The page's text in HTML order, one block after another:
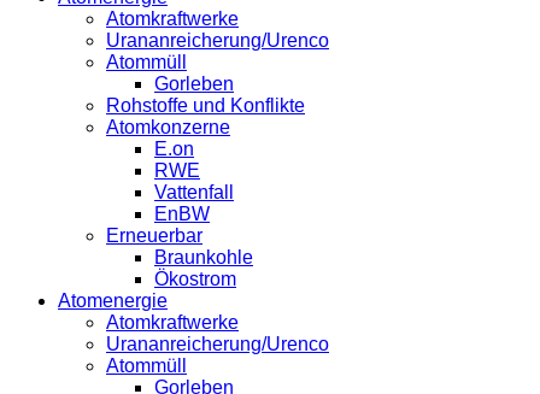
Atomkraftwerke
Urananreicherung/Urenco
Atommüll
Gorleben
Rohstoffe und Konflikte
Atomkonzerne
E.on
RWE
Vattenfall
EnBW
Erneuerbar
Braunkohle
Ökostrom
Atomenergie
Atomkraftwerke
Urananreicherung/Urenco
Atommüll
Gorleben